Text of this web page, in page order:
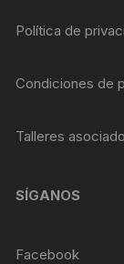
Política de
Condiciones de
Talleres
SÍGANOS
Facebook